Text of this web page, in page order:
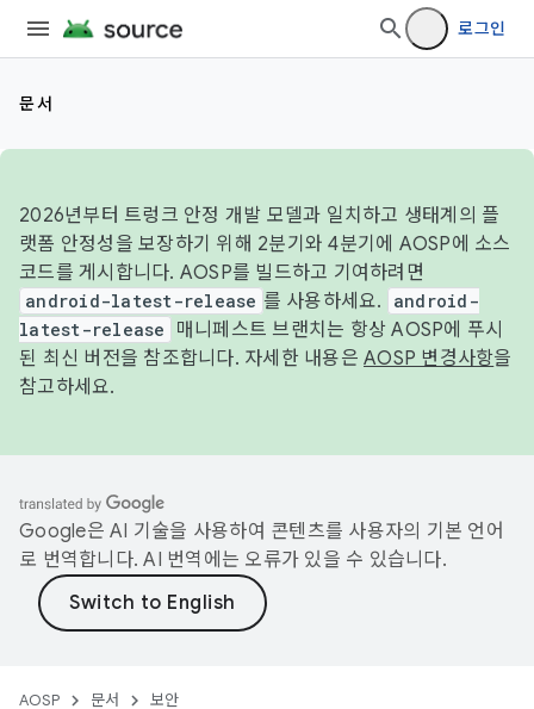
로그인
문서
2026년부터 트렁크 안정 개발 모델과 일치하고 생태계의 플
랫폼 안정성을 보장하기 위해 2분기와 4분기에 AOSP에 소스
코드를 게시합니다. AOSP를 빌드하고 기여하려면
android-latest-release 를 사용하세요.
android-
latest-release
매니페스트 브랜치는 항상 AOSP에 푸시
된 최신 버전을 참조합니다. 자세한 내용은 AOSP 변경사항을
참고하세요.
Google은 AI 기술을 사용하여 콘텐츠를 사용자의 기본 언어
로 번역합니다. AI 번역에는 오류가 있을 수 있습니다.
AOSP 문서 보안